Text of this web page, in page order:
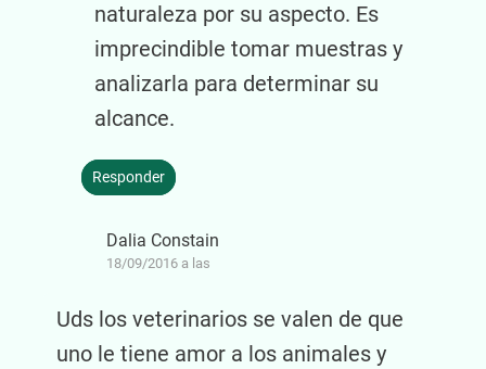
naturaleza por su aspecto. Es
imprecindible tomar muestras y
analizarla para determinar su
alcance.
Responder
Dalia Constain
18/09/2016 a las
Uds los veterinarios se valen de que
uno le tiene amor a los animales y